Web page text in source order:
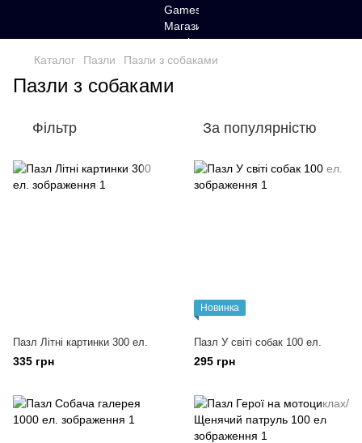
Каталог Пазли Пазли з собаками
Пазли з собаками
Фільтр За популярністю
Пазл Літні картинки 300 ел.
335 грн
Новинка
Пазл У світі собак 100 ел.
295 грн